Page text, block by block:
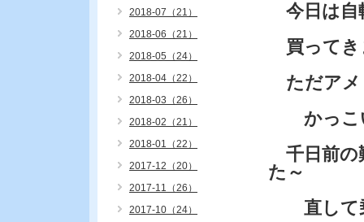
今日は自
買ってき
ただアメ
かっこ
千日前の
た～
直して
2018-07（21）
2018-06（21）
2018-05（24）
2018-04（22）
2018-03（26）
2018-02（21）
2018-01（22）
2017-12（20）
2017-11（26）
2017-10（24）